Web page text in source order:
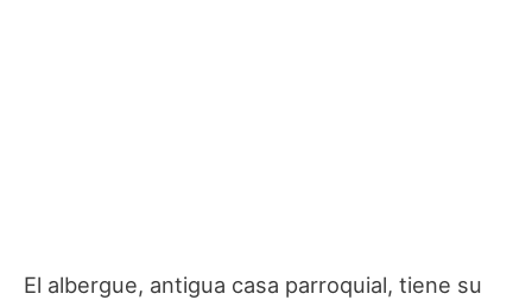
El albergue, antigua casa parroquial, tiene su